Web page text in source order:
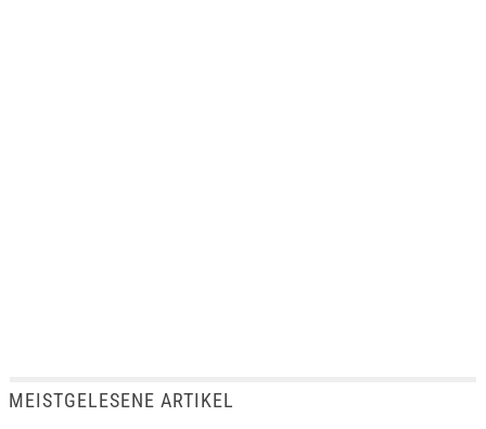
MEISTGELESENE ARTIKEL